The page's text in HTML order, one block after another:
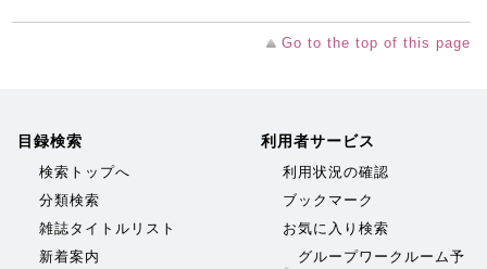
Go to the top of this page
目録検索
検索トップへ
分類検索
雑誌タイトルリスト
新着案内
利用者サービス
利用状況の確認
ブックマーク
お気に入り検索
グループワークルーム予